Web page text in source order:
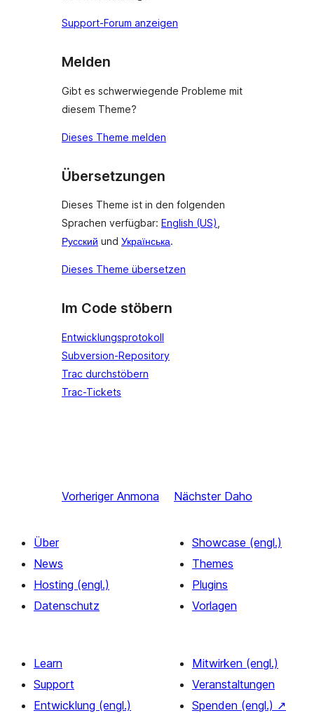
Support-Forum anzeigen
Melden
Gibt es schwerwiegende Probleme mit
diesem Theme?
Dieses Theme melden
Übersetzungen
Dieses Theme ist in den folgenden
Sprachen verfügbar: English (US),
Русский und Українська.
Dieses Theme übersetzen
Im Code stöbern
Entwicklungsprotokoll
Subversion-Repository
Trac durchstöbern
Trac-Tickets
Vorheriger Anmona Nächster Daho
Über
News
Hosting (engl.)
Datenschutz
Showcase (engl.)
Themes
Plugins
Vorlagen
Learn
Support
Entwicklung (engl.)
Mitwirken (engl.)
Veranstaltungen
Spenden (engl.) ↗